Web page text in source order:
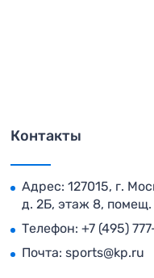
Контакты
Адрес: 127015, г.
д. 2Б, этаж 8,
Телефон: +7 (495)
Почта: sports@kp.ru